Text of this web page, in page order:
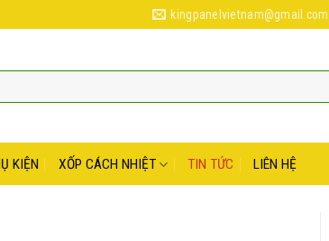
kingpanelvietnam@gmail.com
KIỆN XỐP CÁCH NHIỆT TIN TỨC LIÊN HỆ